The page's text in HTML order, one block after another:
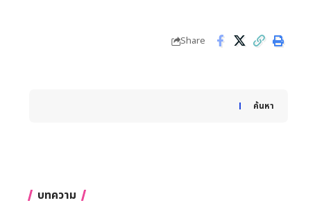
Share
ค้นหา
When autocomplete results are available use up and
บทความ